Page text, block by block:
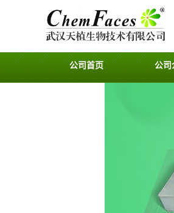
公司首页 公司